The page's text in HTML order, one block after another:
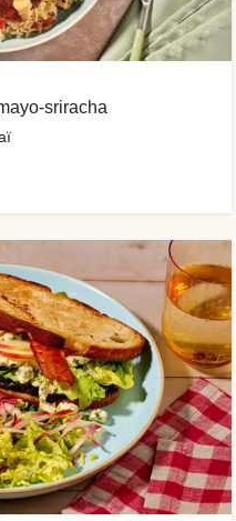
sriracha